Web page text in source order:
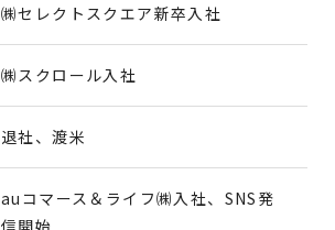
㈱セレクトスクエア新卒入社
㈱スクロール入社
退社、渡米
auコマース＆ライフ㈱入社、SNS発
信開始